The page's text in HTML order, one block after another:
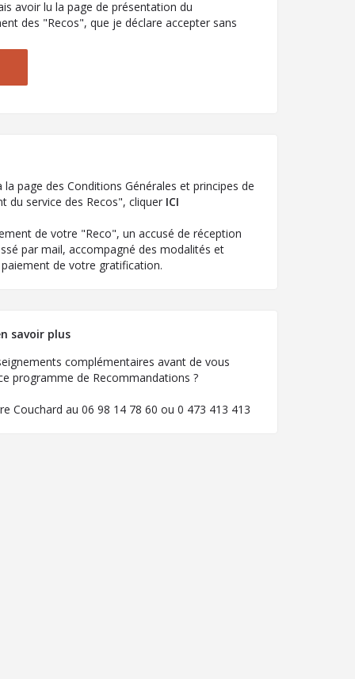
avoir lu la page de présentation du
des "Recos", que je déclare accepter sans
la page des Conditions Générales et principes de
du service des Recos", cliquer ICI
de votre "Reco", un accusé de réception
par mail, accompagné des modalités et
de votre gratification.
savoir plus
complémentaires avant de vous
programme de Recommandations ?
Couchard au 06 98 14 78 60 ou 0 473 413 413